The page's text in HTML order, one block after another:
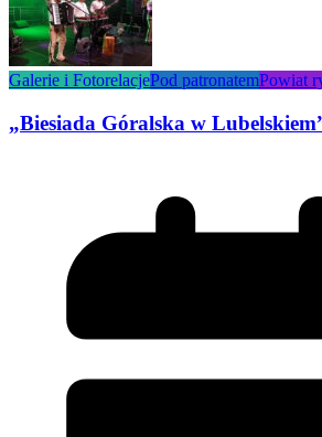
Galerie i FotorelacjePod patronatemPowiat
„Biesiada Góralska w